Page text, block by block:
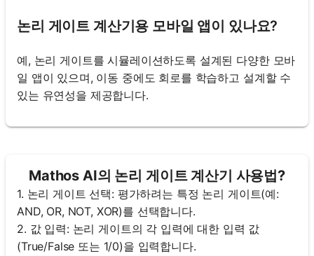
논리 게이트 계산기용 모바일 앱이 있나요?
예, 논리 게이트를 시뮬레이션하도록 설계된 다양한 모바
일 앱이 있으며, 이동 중에도 회로를 학습하고 설계할 수
있는 유연성을 제공합니다.
Mathos AI의 논리 게이트 계산기 사용법?
1. 논리 게이트 선택: 평가하려는 특정 논리 게이트(예:
AND, OR, NOT, XOR)를 선택합니다.
2. 값 입력: 논리 게이트의 각 입력에 대한 입력 값
(True/False 또는 1/0)을 입력합니다.